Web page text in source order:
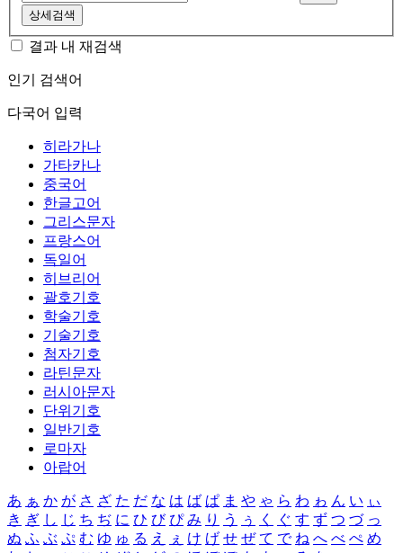
상세검색
결과 내 재검색
인기 검색어
다국어 입력
히라가나
가타카나
중국어
한글고어
그리스문자
프랑스어
독일어
히브리어
괄호기호
학술기호
기술기호
첨자기호
라틴문자
러시아문자
단위기호
일반기호
로마자
아랍어
あ ぁ か が さ ざ た だ な は ば ぱ ま や ゃ ら わ ゎ ん い ぃ
き ぎ し じ ち ぢ に ひ び ぴ み り う ぅ く ぐ す ず つ づ っ
ぬ ふ ぶ ぷ む ゆ ゅ る え ぇ け げ せ ぜ て で ね へ べ ぺ め